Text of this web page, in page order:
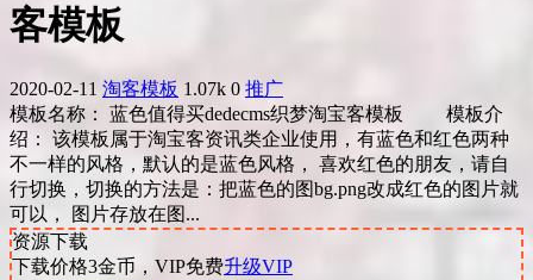
客模板
2020-02-11 淘客模板 1.07k 0 推广
模板名称： 蓝色值得买dedecms织梦淘宝客模板 模板介
绍： 该模板属于淘宝客资讯类企业使用，有蓝色和红色两种
不一样的风格，默认的是蓝色风格， 喜欢红色的朋友，请自
行切换，切换的方法是：把蓝色的图bg.png改成红色的图片就
可以， 图片存放在图...
资源下载
下载价格3金币，VIP免费升级VIP